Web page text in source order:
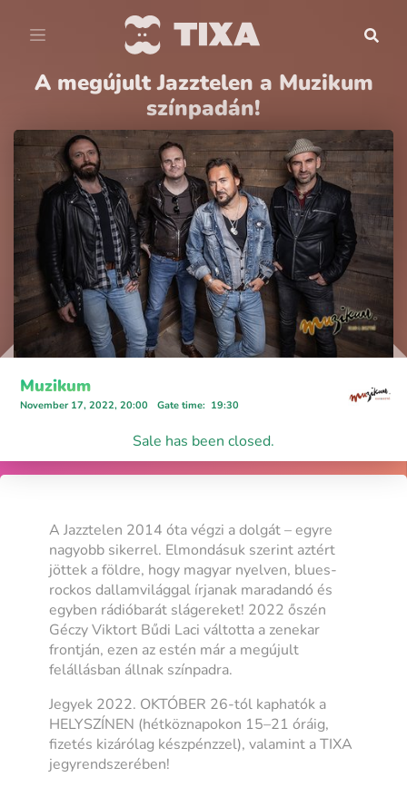
A megújult Jazztelen a Muzikum
színpadán!
Muzikum
November 17, 2022, 20:00 Gate time: 19:30
Sale has been closed.
A Jazztelen 2014 óta végzi a dolgát – egyre
nagyobb sikerrel. Elmondásuk szerint aztért
jöttek a földre, hogy magyar nyelven, blues-
rockos dallamvilággal írjanak maradandó és
egyben rádióbarát slágereket! 2022 őszén
Géczy Viktort Bűdi Laci váltotta a zenekar
frontján, ezen az estén már a megújult
felállásban állnak színpadra.
Jegyek 2022. OKTÓBER 26-tól kaphatók a
HELYSZÍNEN (hétköznapokon 15–21 óráig,
fizetés kizárólag készpénzzel), valamint a TIXA
jegyrendszerében!